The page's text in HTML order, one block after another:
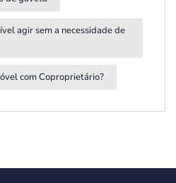
agir sem a necessidade de
com Coproprietário?